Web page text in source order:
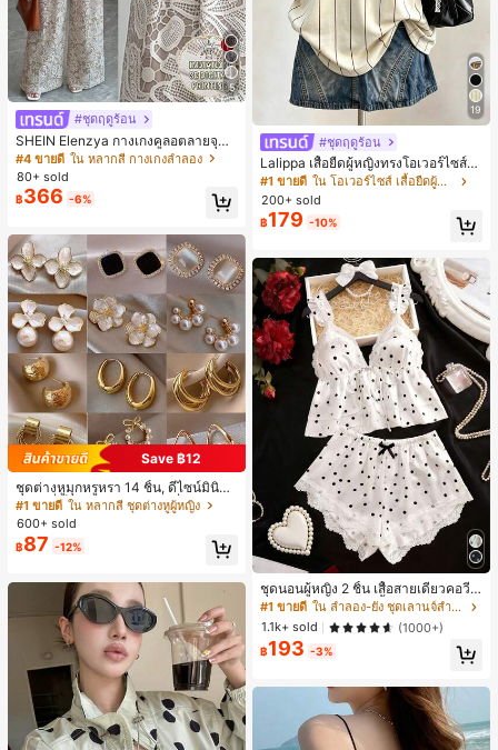
5
#ชุดฤดูร้อน
SHEIN Elenzya กางเกงคูลอตลายจุดเ
อวสูงแบบใหม่สำหรับฤดูใบไม้ผลิ/ฤดูร้อ
น, สไตล์หรูหราเหมาะสำหรับใส่ในชีวิต
ประจำวันและทำงาน, ให้ความรู้สึกวินเ
ทจสำหรับฤดูรับปริญญา, เทศกาลดนตร
ี, การแข่งม้าดาร์บี้, วันประกาศอิสรภาพ
#4 ขายดี ใน หลากสี กางเกงลำลอง
80+ sold
฿366 -6%
Save ฿12
ชุดต่างหูมุกหรูหรา 14 ชิ้น, ดีไซน์มินิมอ
ลใหม่ที่เป็นเอกลักษณ์ ต่างหูที่สง่างาม
สำหรับผู้หญิง, ของขวัญสำหรับเธอ
#1 ขายดี ใน หลากสี ชุดต่างหูผู้หญิง
600+ sold
฿87 -12%
19
#ชุดฤดูร้อน
Lalippa เสื้อยืดผู้หญิงทรงโอเวอร์ไซส์ค
วามยาวกลาง คอกลม ไหล่ตก ลายพิมพ์
ตัวอักษรและลายทางแนวตั้ง สไตล์แฟชั่
นมินิมอล ของขวัญให้เพื่อน
#1 ขายดี
ใน โอเวอร์ไซส์ เสื้อยืดผู้หญิง
200+ sold
฿179 -10%
ชุดนอนผู้หญิง 2 ชิ้น เสื้อสายเดี่ยวคอวีลู
กไม้ พร้อมกางเกงขาสั้นแต่งลูกไม้ แต่ง
โบว์ที่เอว ชุดลำลองผู้หญิงนุ่มสบายน่ารั
ก สไตล์เอสเธติก
#1 ขายดี
ใน ลำลอง-ยัง ชุดเลานจ์สำหรับผู้หญิง
1.1k+ sold
(1000+)
฿193 -3%